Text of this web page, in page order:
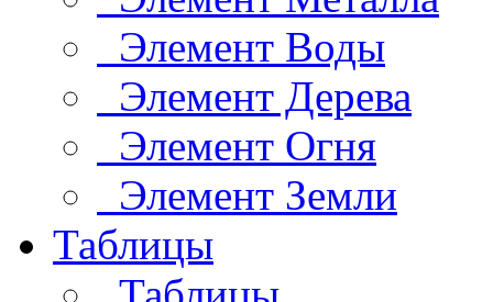
Элемент Воды
Элемент Дерева
Элемент Огня
Элемент Земли
Таблицы